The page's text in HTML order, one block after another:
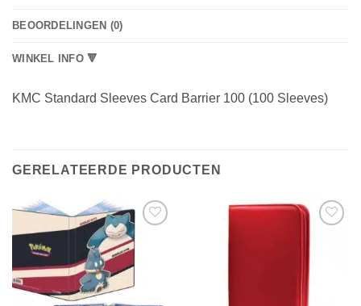
BEOORDELINGEN (0)
WINKEL INFO 🔻
KMC Standard Sleeves Card Barrier 100 (100 Sleeves)
GERELATEERDE PRODUCTEN